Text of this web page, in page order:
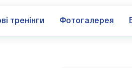
тренінги Фотогалерея